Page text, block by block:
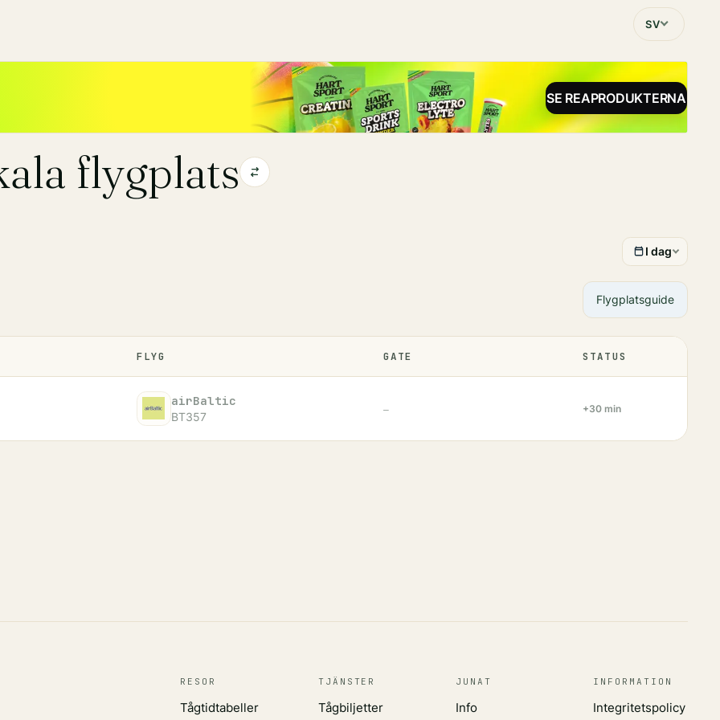
SV
SE REAPRODUKTERNA
flygplats
I dag
Flygplatsguide
FLYG GATE STATUS
airBaltic
BT357
— +30 min
RESOR
Tågtidtabeller
TJÄNSTER
Tågbiljetter
JUNAT
Info
INFORMATION
Integritetspolicy